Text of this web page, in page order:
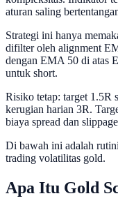
aturan saling
Strategi ini hanya
difilter oleh alignment
dengan EMA 50 di atas
untuk short.
Risiko tetap: target 1.5R
kerugian harian 3R.
biaya spread dan
Di bawah ini adalah
trading volatilitas gold.
Apa Itu Gold